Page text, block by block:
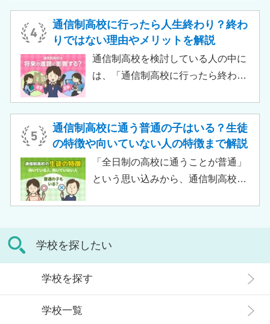
格実績を豊富にもつ学校もありま
す。
め、サポート校のみでは高卒資格を
取得できません。 ただし、個別の学
習指導やスクールカウンセラーによ
る生活面での相談など手厚い支援が
でしょう。 この記事では、サポート
校の特徴や通信制高校との違い、メ
リット・デメリットについて解説し
ます。
通信制高校に行ったら人生終わり？終わ
りではない理由やメリットを解説
通信制高校を検討している人の中に
は、「通信制高校に行ったら終わ
がある人もいるのではないでしょう
か。 結論から言うと、通信制高校に
行ったからといって「人生終了」で
は決してありません。通信制高校で
の記事では、通信制高校に行くこと
せた高校選びについて解説します。
通信制高校に通う普通の子はいる？生徒
の特徴や向いていない人の特徴まで解説
「全日制の高校に通うことが普通」
という思い込みから、通信制高校へ
生徒」などが通う学校という、先入
観がある人もいるかもしれません。
増加傾向にあり、さまざまな生徒が
在籍しています。 この記事では、通
学校を探したい
学校を探す
学校一覧